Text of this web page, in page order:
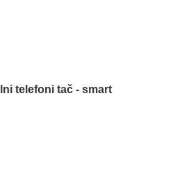
telefoni tač - smart